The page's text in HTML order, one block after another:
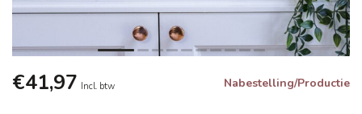
€41,97 Incl. btw Nabestelling/Productie